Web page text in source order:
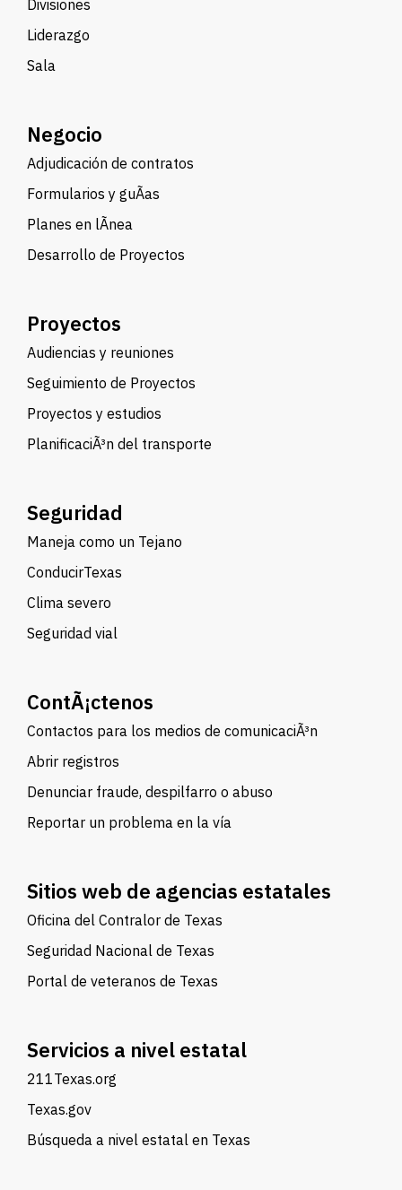
Divisiones
Liderazgo
Sala
Negocio
Adjudicación de contratos
Formularios y guÃ­as
Planes en lÃ­nea
Desarrollo de Proyectos
Proyectos
Audiencias y reuniones
Seguimiento de Proyectos
Proyectos y estudios
PlanificaciÃ³n del transporte
Seguridad
Maneja como un Tejano
ConducirTexas
Clima severo
Seguridad vial
ContÃ¡ctenos
Contactos para los medios de comunicaciÃ³n
Abrir registros
Denunciar fraude, despilfarro o abuso
Reportar un problema en la vía
Sitios web de agencias estatales
Oficina del Contralor de Texas
Seguridad Nacional de Texas
Portal de veteranos de Texas
Servicios a nivel estatal
211Texas.org
Texas.gov
Búsqueda a nivel estatal en Texas